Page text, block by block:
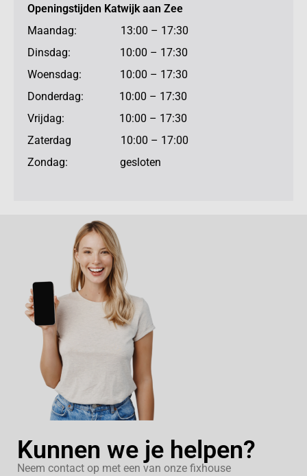
Openingstijden Katwijk aan Zee
Maandag: 13:00 – 17:30
Dinsdag: 10:00 – 17:30
Woensdag: 10:00 – 17:30
Donderdag: 10:00 – 17:30
Vrijdag: 10:00 – 17:30
Zaterdag 10:00 – 17:00
Zondag: gesloten
Kunnen we je helpen?
Neem contact op met een van onze fixhouse